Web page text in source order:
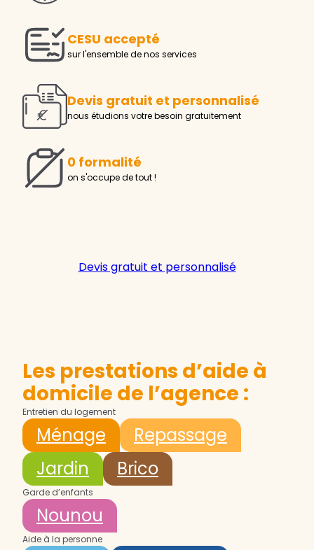
CESU accepté
sur l'ensemble de nos services
Devis gratuit et personnalisé
nous étudions votre besoin gratuitement
0 formalité
on s'occupe de tout !
Devis gratuit et personnalisé
Les prestations d’aide à
domicile de l’agence :
Entretien du logement
Ménage
Repassage
Jardin
Brico
Garde d’enfants
Nounou
Aide à la personne